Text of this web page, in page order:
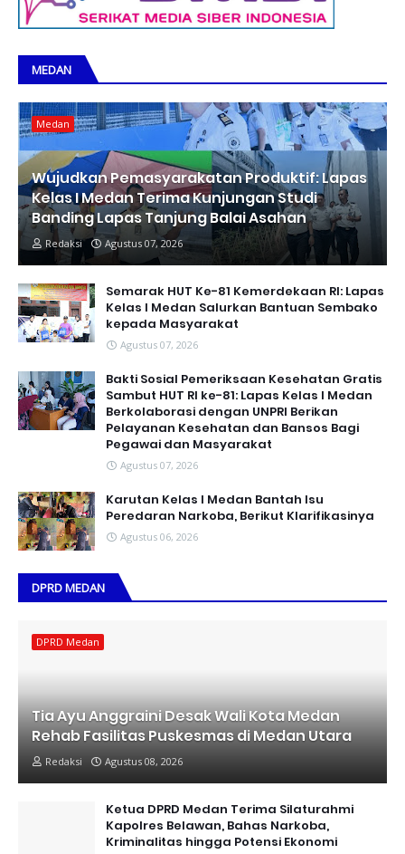
MEDAN
Medan
Wujudkan Pemasyarakatan Produktif: Lapas
Kelas I Medan Terima Kunjungan Studi
Banding Lapas Tanjung Balai Asahan
Redaksi Agustus 07, 2026
Semarak HUT Ke-81 Kemerdekaan RI: Lapas
Kelas I Medan Salurkan Bantuan Sembako
kepada Masyarakat
Agustus 07, 2026
Bakti Sosial Pemeriksaan Kesehatan Gratis
Sambut HUT RI ke-81: Lapas Kelas I Medan
Berkolaborasi dengan UNPRI Berikan
Pelayanan Kesehatan dan Bansos Bagi
Pegawai dan Masyarakat
Agustus 07, 2026
Karutan Kelas I Medan Bantah Isu
Peredaran Narkoba, Berikut Klarifikasinya
Agustus 06, 2026
DPRD MEDAN
DPRD Medan
Tia Ayu Anggraini Desak Wali Kota Medan
Rehab Fasilitas Puskesmas di Medan Utara
Redaksi Agustus 08, 2026
Ketua DPRD Medan Terima Silaturahmi
Kapolres Belawan, Bahas Narkoba,
Kriminalitas hingga Potensi Ekonomi